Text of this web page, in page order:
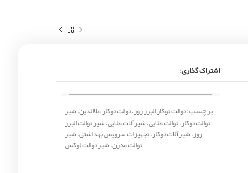
اشتراک گذاری:
برچسب:توالت توکار البرز روز، توالت توکار علاالدین، شیر
توالت توکار، توالت طلایی، شیرآلات طلایی، شیر توالت البرز
روز، شیرآلات توکار، تجهیزات سرویس بهداشتی، شیر
توالت مدرن، شیر توالت لوکس